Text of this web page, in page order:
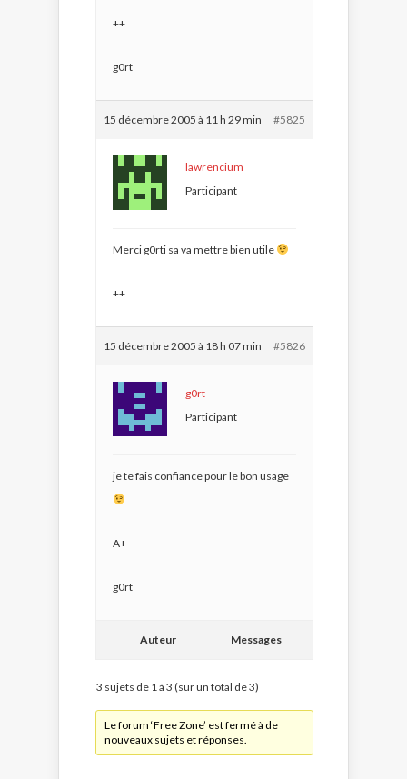
++
g0rt
15 décembre 2005 à 11 h 29 min #5825
lawrencium
Participant
Merci g0rti sa va mettre bien utile
++
15 décembre 2005 à 18 h 07 min #5826
g0rt
Participant
je te fais confiance pour le bon usage
A+
g0rt
Auteur Messages
3 sujets de 1 à 3 (sur un total de 3)
Le forum ‘Free Zone’ est fermé à de
nouveaux sujets et réponses.